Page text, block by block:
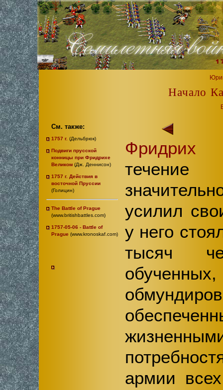
Начало
См. также:
1757 г. (Дельбрюк)
Подвиги прусской
конницы при Фридрихе
Великом(Дж. Деннисон)
1757 г. Действия в
восточной Пруссии
(Голицин)
The Battle of Prague
(www.britishbattles.com)
1757-05-06 - Battle of
Prague(www.kronoskaf.com)
Фридрих
течение
усилил
у него
тысяч
обученных,
армии